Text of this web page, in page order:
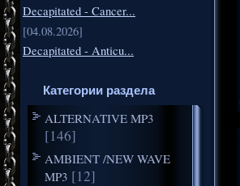
Decapitated - Cancer...
[04.08.2026]
Decapitated - Anticu...
Категории раздела
ALTERNATIVE MP3
[146]
AMBIENT /NEW WAVE
MP3 [12]